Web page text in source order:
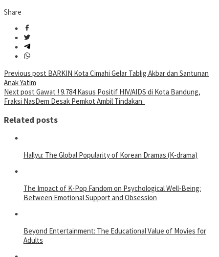
Share
Post
navigation
Previous post BARKIN Kota Cimahi Gelar Tablig Akbar dan Santunan
Anak Yatim
Next post Gawat ! 9.784 Kasus Positif HIV/AIDS di Kota Bandung,
Fraksi NasDem Desak Pemkot Ambil Tindakan
Related posts
Hallyu: The Global Popularity of Korean Dramas (K-drama)
The Impact of K-Pop Fandom on Psychological Well-Being:
Between Emotional Support and Obsession
Beyond Entertainment: The Educational Value of Movies for
Adults